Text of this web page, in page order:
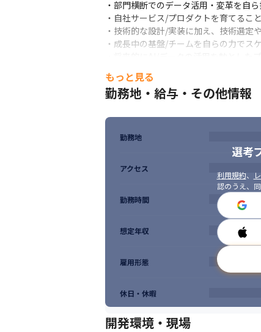
8名
【活躍しているメンバーの経歴／特徴
Sierやソフト会社、SaaS企業出身のエ
い方が活躍しています。
います。
・部門横断でのデータ活用・変革を自
・自社サービス/プロダクトを育てるこ
・技術的な設計/実装に加え、技術選定
・成長中の基盤/チームを自らの力でス
もっと見る
勤務地・給与・その他情報
選考
利用規約、
認のうえ、
勤務地
アクセス
勤務時間
想定年収
雇用形態
休日・休暇
開発環境・現場